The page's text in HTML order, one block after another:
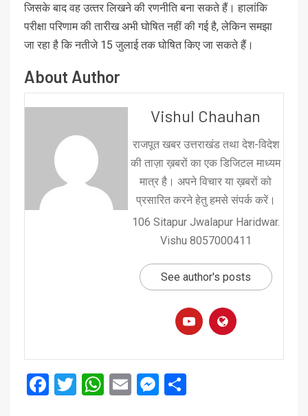
जिसके बाद वह उत्‍तर लिखने की रणनीति बना सकते हैं। हालांकि
परीक्षा परिणाम की तारीख अभी घोषित नहीं की गई है, लेकिन समझा
जा रहा है कि नतीजे 15 जुलाई तक घोषित किए जा सकते हैं।
About Author
Vishul Chauhan
राजपूत खबर उत्तराखंड तथा देश-विदेश
की ताज़ा ख़बरों का एक डिजिटल माध्यम
मात्र है। अपने विचार या ख़बरों को
प्रसारित करने हेतु हमसे संपर्क करें।
106 Sitapur Jwalapur Haridwar.
Vishu 8057000411
See author's posts
Facebook
Twitter
WhatsApp
EmailMessenger